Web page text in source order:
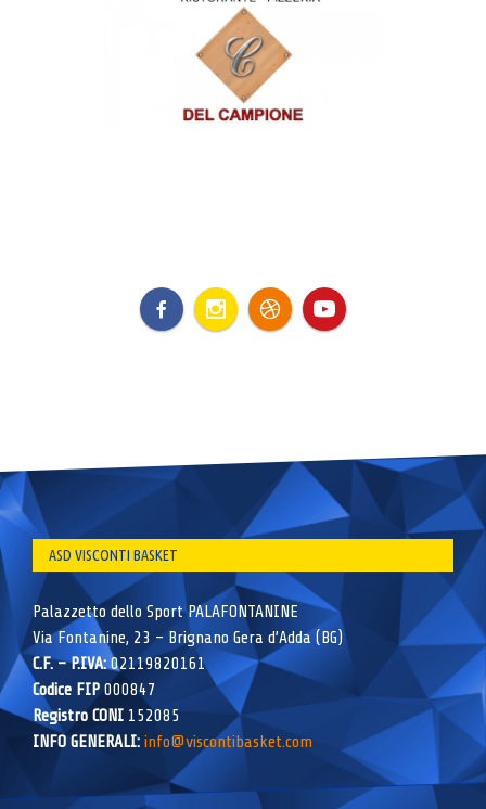
ASD VISCONTI BASKET
Palazzetto dello Sport PALAFONTANINE
Via Fontanine, 23 – Brignano Gera d’Adda (BG)
C.F. – P.IVA:02119820161
Codice FIP000847
Registro CONI 152085
INFO GENERALI: info@viscontibasket.com